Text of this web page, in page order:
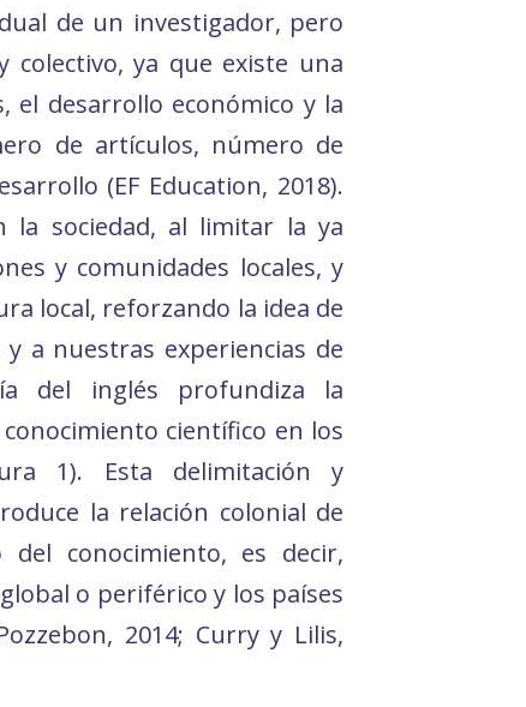
de un investigador, pero
ya que existe una
desarrollo económico y la
de artículos, número de
(EF Education, 2018).
la sociedad, al limitar la ya
y comunidades locales, y
local, reforzando la idea de
a nuestras experiencias de
del inglés profundiza la
científico en los
1). Esta delimitación y
la relación colonial de
del conocimiento, es decir,
o periférico y los países
2014; Curry y Lilis,